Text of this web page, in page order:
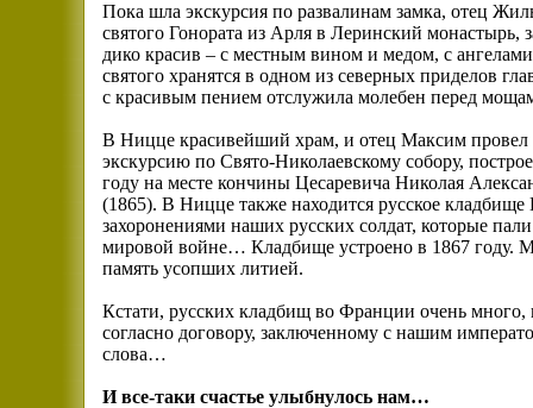
Пока шла экскурсия по развалинам замка, отец
святого Гонората из Арля в Леринский монастырь,
дико красив – с местным вином и медом, с
святого хранятся в одном из северных приделов
с красивым пением отслужила молебен перед
В Ницце красивейший храм, и отец Максим провел
экскурсию по Свято-Николаевскому собору,
году на месте кончины Цесаревича Николая
(1865). В Ницце также находится русское кладбище
захоронениями наших русских солдат, которые
мировой войне… Кладбище устроено в 1867 году.
память усопших литией.
Кстати, русских кладбищ во Франции очень много,
согласно договору, заключенному с нашим
слова…
И все-таки счастье улыбнулось нам…